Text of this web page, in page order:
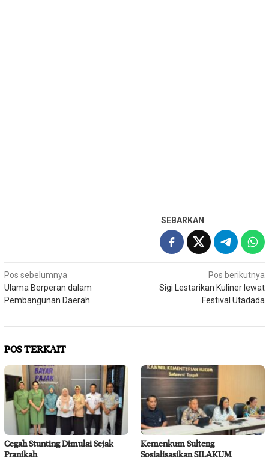
SEBARKAN
Navigasi
pos
Pos sebelumnya
Ulama Berperan dalam
Pembangunan Daerah
Pos berikutnya
Sigi Lestarikan Kuliner lewat
Festival Utadada
POS TERKAIT
Cegah Stunting Dimulai Sejak
Pranikah
Kemenkum Sulteng
Sosialisasikan SILAKUM